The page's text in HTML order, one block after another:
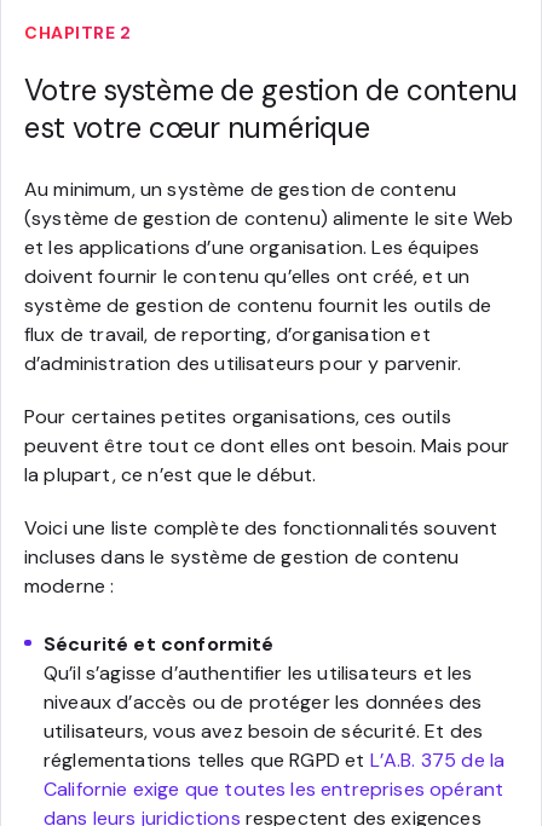
CHAPITRE 2
Votre système de gestion de contenu
est votre cœur numérique
Au minimum, un système de gestion de contenu
(système de gestion de contenu) alimente le site Web
et les applications d’une organisation. Les équipes
doivent fournir le contenu qu’elles ont créé, et un
système de gestion de contenu fournit les outils de
flux de travail, de reporting, d’organisation et
d’administration des utilisateurs pour y parvenir.
Pour certaines petites organisations, ces outils
peuvent être tout ce dont elles ont besoin. Mais pour
la plupart, ce n’est que le début.
Voici une liste complète des fonctionnalités souvent
incluses dans le système de gestion de contenu
moderne :
Sécurité et conformité
Qu’il s’agisse d’authentifier les utilisateurs et les
niveaux d’accès ou de protéger les données des
utilisateurs, vous avez besoin de sécurité. Et des
réglementations telles que RGPD et L’A.B. 375 de la
Californie exige que toutes les entreprises opérant
dans leurs juridictions respectent des exigences